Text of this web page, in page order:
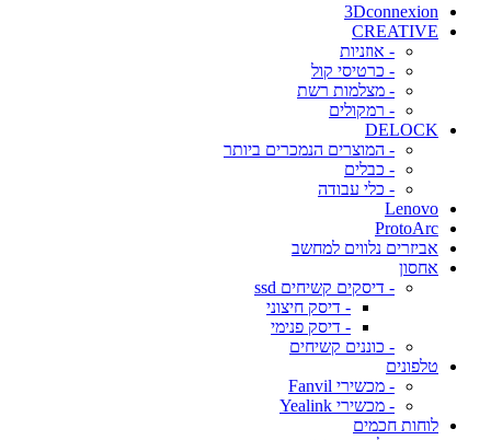
3Dconnexion
CREATIVE
- אוזניות
- כרטיסי קול
- מצלמות רשת
- רמקולים
DELOCK
- המוצרים הנמכרים ביותר
- כבלים
- כלי עבודה
Lenovo
ProtoArc
אביזרים נלווים למחשב
אחסון
- דיסקים קשיחים ssd
- דיסק חיצוני
- דיסק פנימי
- כוננים קשיחים
טלפונים
- מכשירי Fanvil
- מכשירי Yealink
לוחות חכמים